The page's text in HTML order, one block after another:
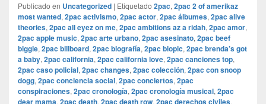
Publicado en Uncategorized | Etiquetado 2pac, 2pac 2 of amerikaz
most wanted, 2pac activismo, 2pac actor, 2pac álbumes, 2pac alive
theories, 2pac all eyez on me, 2pac ambitions az a ridah, 2pac amor,
2pac apple music, 2pac arte urbano, 2pac asesinato, 2pac beef
biggie, 2pac billboard, 2pac biografía, 2pac biopic, 2pac brenda’s got
a baby, 2pac california, 2pac california love, 2pac canciones top,
2pac caso policial, 2pac changes, 2pac colección, 2pac con snoop
dogg, 2pac conciencia social, 2pac conciertos, 2pac
conspiraciones, 2pac cronología, 2pac cronología musical, 2pac
dear mama, 2pac death, 2pac death row, 2pac derechos civiles,